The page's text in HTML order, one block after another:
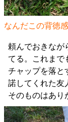
なんだこの背徳感
頼んでおきなが
てる。これまで
チャップを落と
諾してくれた友
そのものはあり